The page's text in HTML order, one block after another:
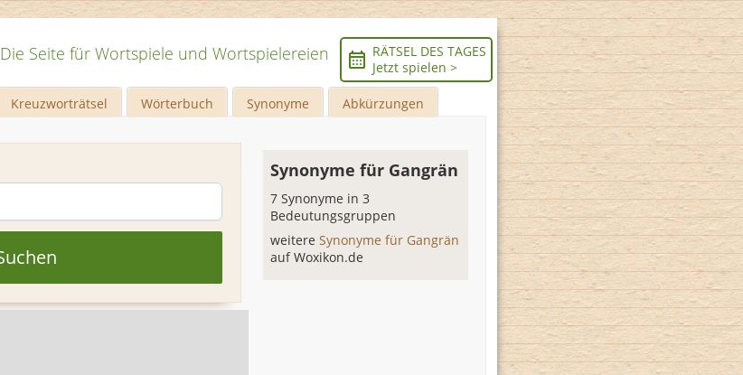
Die Seite für Wortspiele und Wortspielereien
RÄTSEL DES TAGES
Jetzt spielen >
Kreuzworträtsel Wörterbuch Synonyme Abkürzungen
Synonyme für Gangrän
7 Synonyme in 3
Bedeutungsgruppen
weitereSynonyme für Gangrän
auf Woxikon.de